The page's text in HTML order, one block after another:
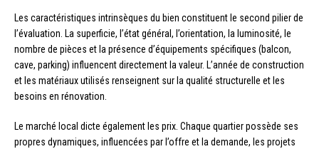
Les caractéristiques intrinsèques du bien constituent le second pilier de
l’évaluation. La superficie, l’état général, l’orientation, la luminosité, le
nombre de pièces et la présence d’équipements spécifiques (balcon,
cave, parking) influencent directement la valeur. L’année de construction
et les matériaux utilisés renseignent sur la qualité structurelle et les
besoins en rénovation.
Le marché local dicte également les prix. Chaque quartier possède ses
propres dynamiques, influencées par l’offre et la demande, les projets